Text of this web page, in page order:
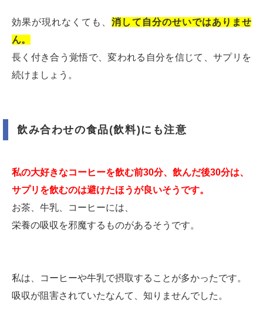
効果が現れなくても、消して自分のせいではありませ
ん。
長く付き合う覚悟で、変われる自分を信じて、サプリを
続けましょう。
飲み合わせの食品(飲料)にも注意
私の大好きなコーヒーを飲む前30分、飲んだ後30分は、
サプリを飲むのは避けたほうが良いそうです。
お茶、牛乳、コーヒーには、
栄養の吸収を邪魔するものがあるそうです。
私は、コーヒーや牛乳で摂取することが多かったです。
吸収が阻害されていたなんて、知りませんでした。